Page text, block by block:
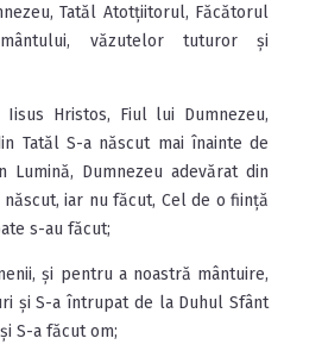
Tatăl Atotțiitorul, Făcătorul
văzutelor tuturor și
Hristos, Fiul lui Dumnezeu,
Tatăl S-a născut mai înainte de
Lumină, Dumnezeu adevărat din
născut, iar nu făcut, Cel de o ființă
s-au făcut;
și pentru a noastră mântuire,
și S-a întrupat de la Duhul Sfânt
S-a făcut om;